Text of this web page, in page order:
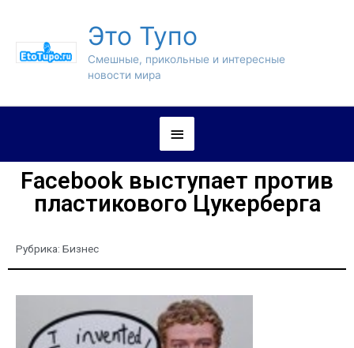
Это Тупо
Смешные, прикольные и интересные
новости мира
Facebook выступает против
пластикового Цукерберга
Рубрика: Бизнес